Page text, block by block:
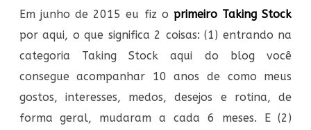
Em junho de 2015 eu fiz o primeiro Taking Stock
por aqui, o que significa 2 coisas: (1) entrando na
categoria Taking Stock aqui do blog você
consegue acompanhar 10 anos de como meus
gostos, interesses, medos, desejos e rotina, de
forma geral, mudaram a cada 6 meses. E (2)